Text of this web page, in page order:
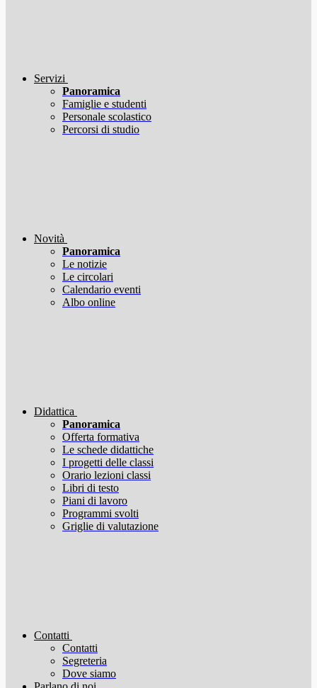
Servizi
Panoramica
Famiglie e studenti
Personale scolastico
Percorsi di studio
Novità
Panoramica
Le notizie
Le circolari
Calendario eventi
Albo online
Didattica
Panoramica
Offerta formativa
Le schede didattiche
I progetti delle classi
Orario lezioni classi
Libri di testo
Piani di lavoro
Programmi svolti
Griglie di valutazione
Contatti
Contatti
Segreteria
Dove siamo